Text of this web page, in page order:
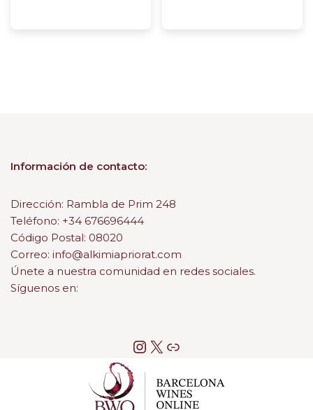
Información de contacto:
Dirección: Rambla de Prim 248
Teléfono: +34 676696444
Código Postal: 08020
Correo: info@alkimiapriorat.com
Únete a nuestra comunidad en redes sociales.
Síguenos en: